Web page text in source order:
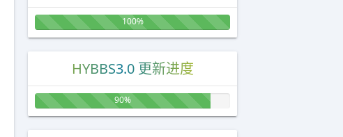
100%
HYBBS3.0 更新进度
90%